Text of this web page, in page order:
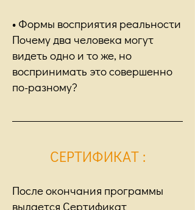
• Формы восприятия реальности
Почему два человека могут
видеть одно и то же, но
воспринимать это совершенно
по-разному?
СЕРТИФИКАТ :
После окончания программы
выдается Сертификат